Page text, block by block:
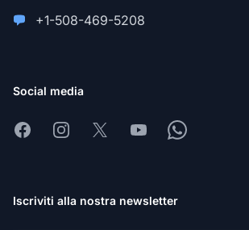
+1-508-469-5208
Social media
FacebookInstagram
X YoutubeWhatsapp
Iscriviti alla nostra newsletter